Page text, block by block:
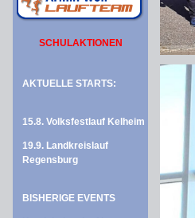
SCHULAKTIONEN
AKTUELLE STARTS:
15.8. Volksfestlauf Kelheim
19.9. Landkreislauf
Regensburg
BISHERIGE EVENTS